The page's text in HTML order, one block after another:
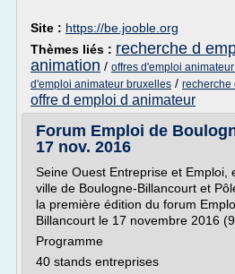
Site : https://be.jooble.org
Thèmes liés : recherche d
animation / offres d'emploi
d'emploi animateur bruxelles / recherche
offre d emploi d animateur
Forum Emploi de
17 nov. 2016
Seine Ouest Entreprise et Emploi,
ville de Boulogne-Billancourt et
la première édition du forum
Billancourt le 17 novembre 2016
Programme
40 stands entreprises